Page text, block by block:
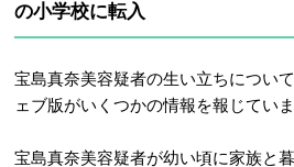
の小学校に転入
宝島真奈美容疑者の生い立ちについ
ェブ版がいくつかの情報を報じていま
宝島真奈美容疑者が幼い頃に家族と